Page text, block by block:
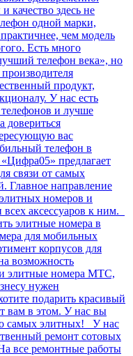
качество здесь не
одной марки,
чем модель
Есть много
телефон века», но
продукт,
У нас есть
и лучше
довериться
вас
телефон в
предлагает
связи от самых
Главное направление
номеров и
аксессуаров к ним.
элитные номера в
для мобильных
корпусов для
возможность
элитные номера МТС,
нужен
подарить красивый
вам в этом. У нас вы
самых элитных! У нас
ремонт сотовых
все ремонтные работы